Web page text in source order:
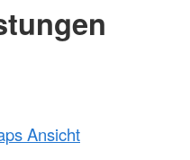
Ansicht